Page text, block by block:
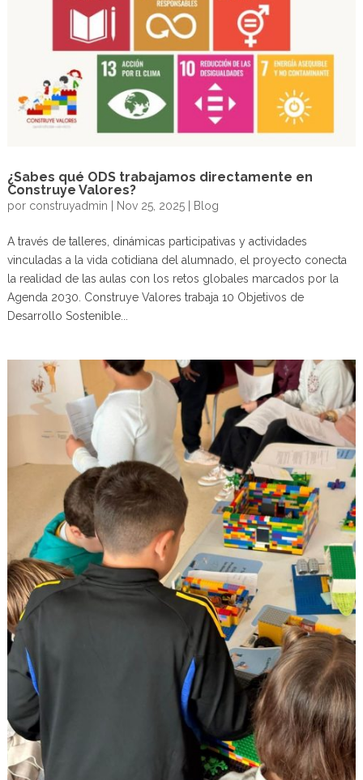
¿Sabes qué ODS trabajamos directamente en
Construye Valores?
por construyadmin Nov 25, 2025| Blog
A través de talleres, dinámicas participativas y actividades
vinculadas a la vida cotidiana del alumnado, el proyecto conecta
la realidad de las aulas con los retos globales marcados por la
Agenda 2030. Construye Valores trabaja 10 Objetivos de
Desarrollo Sostenible...